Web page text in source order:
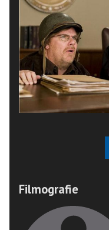
Filmografie